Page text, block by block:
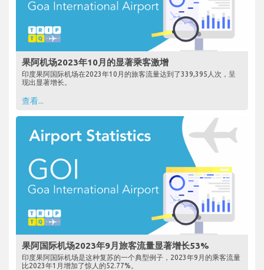
果阿机场2023年10月的显著乘客激增
印度果阿国际机场在2023年10月的旅客流量达到了339,395人次，呈
现出显著增长。
查看...
果阿国际机场2023年9月旅客流量显著增长53%
印度果阿国际机场是这种复苏的一个典型例子，2023年9月的乘客流量
比2023年1月增加了惊人的52.77%。